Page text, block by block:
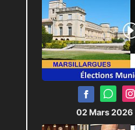
02 Mars 2026